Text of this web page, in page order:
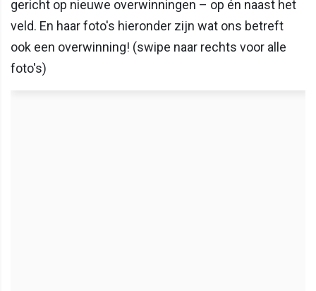
gericht op nieuwe overwinningen – op én naast het
veld. En haar foto's hieronder zijn wat ons betreft
ook een overwinning! (swipe naar rechts voor alle
foto's)